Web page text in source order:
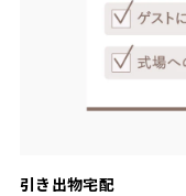
引き出物宅配